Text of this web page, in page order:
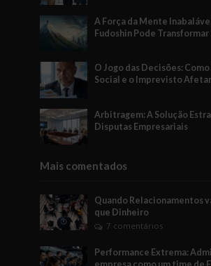
A Força da Mente
Fudoshin Pode
O Jogo das Decisões:
Social e o Imprevisto
Arbitragem: A Solução
Disputas Empresariais
Mais comentados
Quando Relacionamentos
que Dinheiro
7 comentários
Performance Extrema: